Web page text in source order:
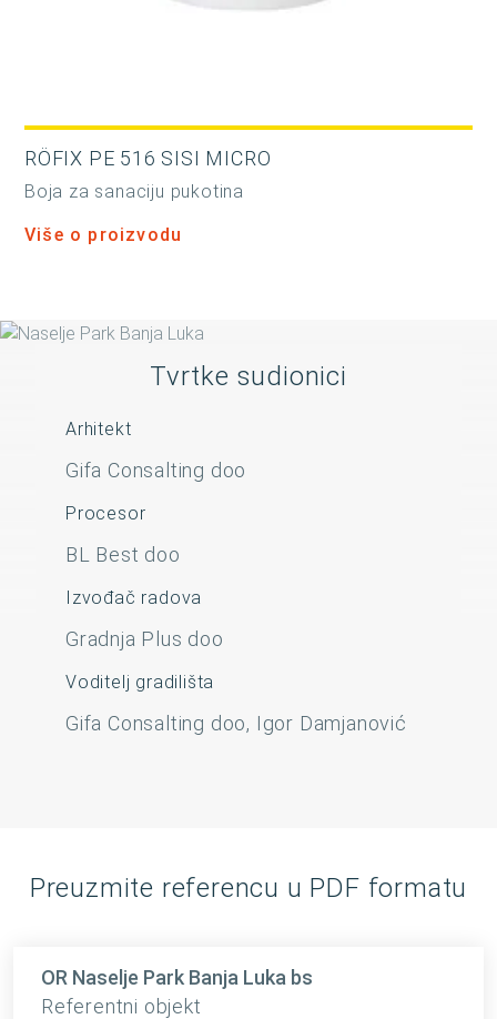
RÖFIX PE 516 SISI MICRO
Boja za sanaciju pukotina
Više o proizvodu
Tvrtke sudionici
Arhitekt
Gifa Consalting doo
Procesor
BL Best doo
Izvođač radova
Gradnja Plus doo
Voditelj gradilišta
Gifa Consalting doo, Igor Damjanović
Preuzmite referencu u PDF formatu
OR Naselje Park Banja Luka bs
Referentni objekt